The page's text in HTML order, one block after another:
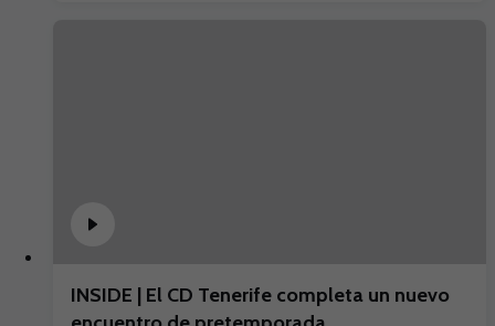
INSIDE | El CD Tenerife completa un nuevo